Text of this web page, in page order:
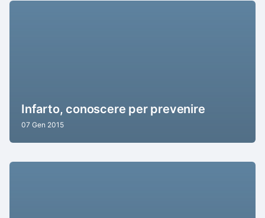
Infarto, conoscere per prevenire
07 Gen 2015